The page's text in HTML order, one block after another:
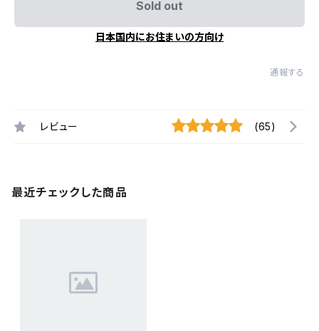
Sold out
日本国内にお住まいの方向け
通報する
レビュー (65)
最近チェックした商品